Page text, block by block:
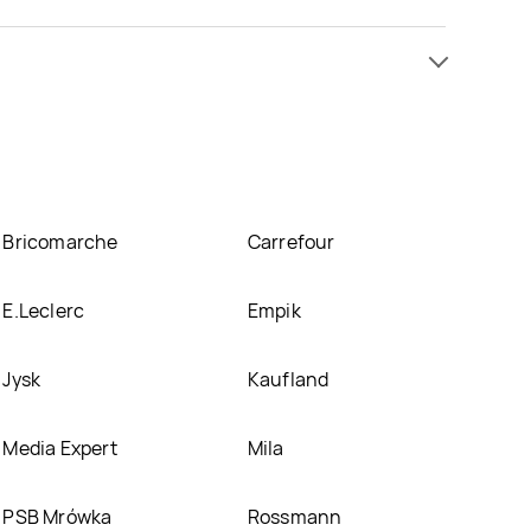
Bricomarche Carrefour
E.Leclerc Empik
Jysk Kaufland
Media Expert Mila
PSB Mrówka Rossmann